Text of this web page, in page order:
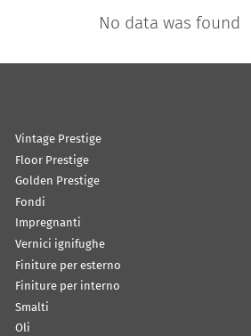
No data was found
Vintage Prestige
Floor Prestige
Golden Prestige
Fondi
Impregnanti
Vernici ignifughe
Finiture per esterno
Finiture per interno
Smalti
Oli